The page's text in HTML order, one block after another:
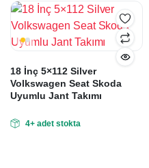
18 İnç 5×112 Silver
Volkswagen Seat Skoda
Uyumlu Jant Takımı
4+ adet stokta